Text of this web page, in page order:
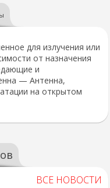
для излучения или
от назначения
и
— Антенна,
на открытом
ВСЕ НОВОСТИ